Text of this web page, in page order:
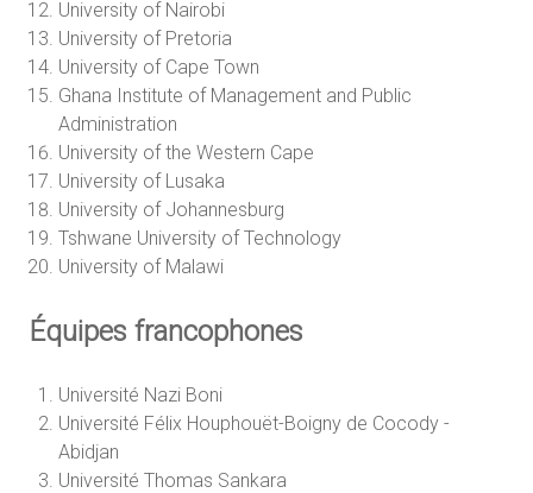
University of Nairobi
University of Pretoria
University of Cape Town
Ghana Institute of Management and Public
Administration
University of the Western Cape
University of Lusaka
University of Johannesburg
Tshwane University of Technology
University of Malawi
Équipes francophones
Université Nazi Boni
Université Félix Houphouët-Boigny de Cocody -
Abidjan
Université Thomas Sankara